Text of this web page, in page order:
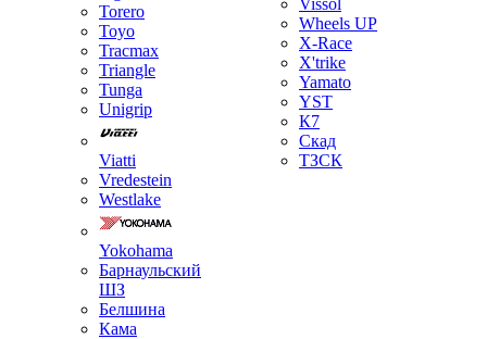
Torero
Toyo
Tracmax
Triangle
Tunga
Unigrip
Viatti
Vredestein
Westlake
Yokohama
Барнаульский
ШЗ
Белшина
Кама
Vissol
Wheels UP
X-Race
X'trike
Yamato
YST
К7
Скад
ТЗСК